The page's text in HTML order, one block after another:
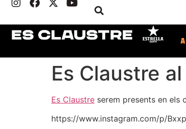
Es Claustre
Es Claustre serem presents en els
https://www.instagram.com/p/